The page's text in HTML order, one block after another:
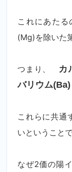
これにあた
(Mg)を除いた
つまり、 カ
バリウム
これらに共通
いということで
なぜ2価の陽